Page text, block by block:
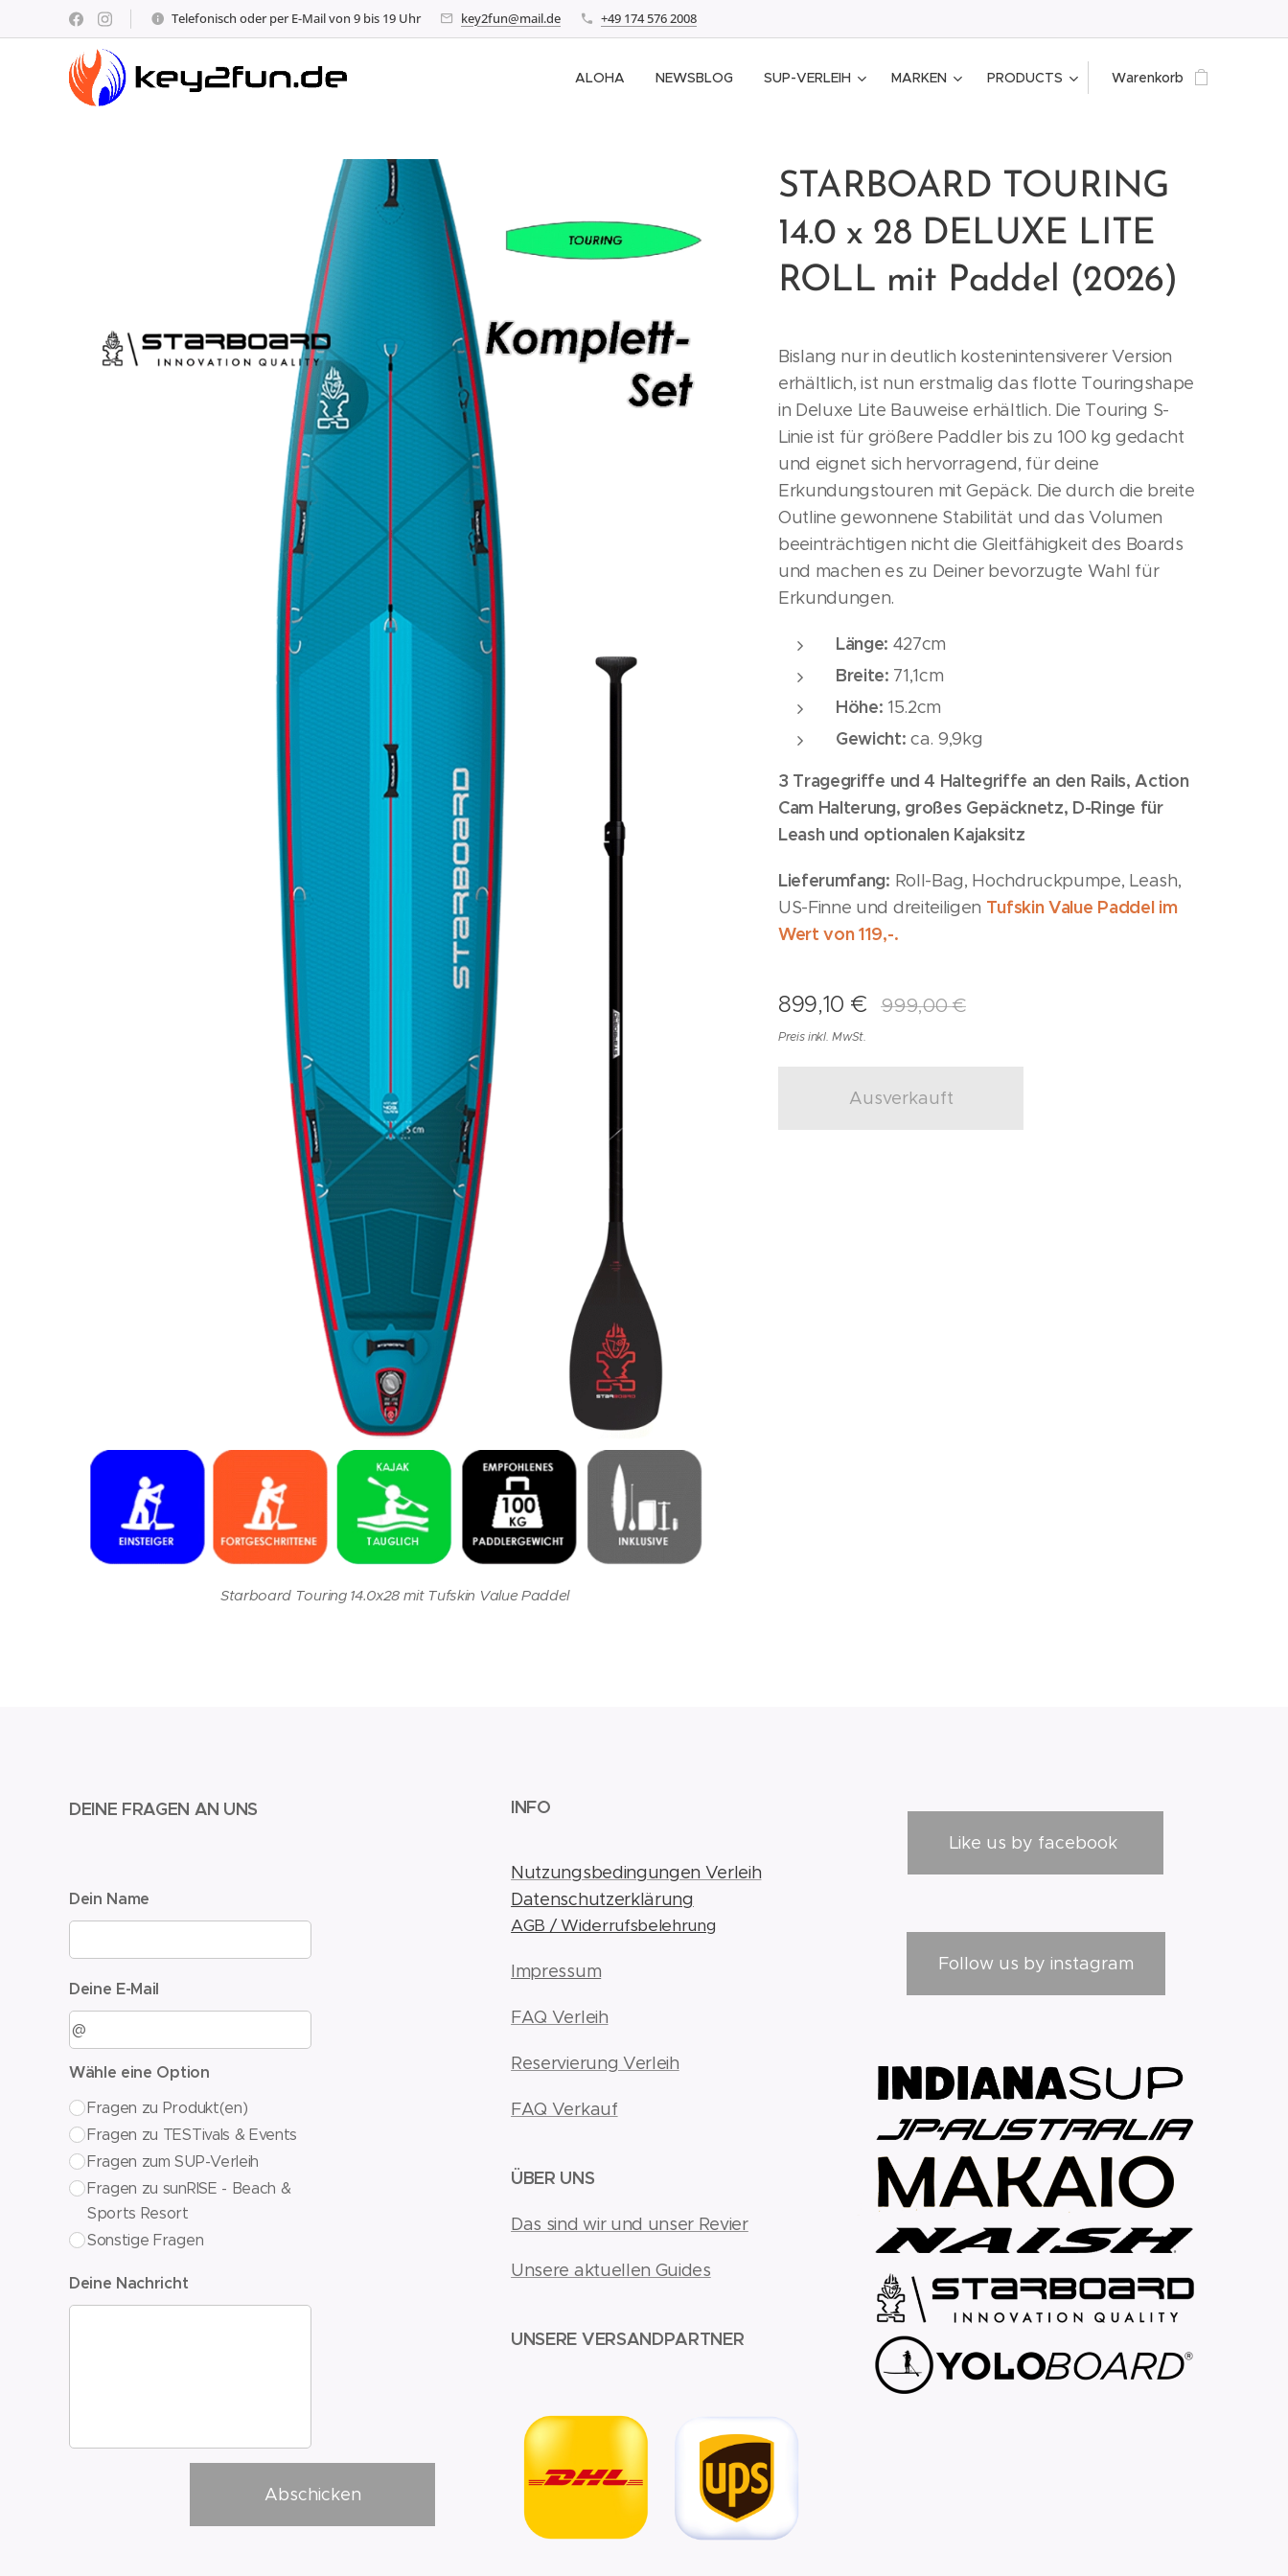
Telefonisch oder per E-Mail von 9 bis 19 Uhr key2fun@mail.de +49 174 576 2008
ALOHA NEWSBLOG SUP-VERLEIH MARKEN PRODUCTS Warenkorb
STARBOARD TOURING
14.0 x 28 DELUXE LITE
ROLL mit Paddel (2026)
Starboard Touring 14.0x28 mit Tufskin Value Paddel
Bislang nur in deutlich kostenintensiverer Version
erhältlich, ist nun erstmalig das flotte Touringshape
in Deluxe Lite Bauweise erhältlich. Die Touring S-
Linie ist für größere Paddler bis zu 100 kg gedacht
und eignet sich hervorragend, für deine
Erkundungstouren mit Gepäck. Die durch die breite
Outline gewonnene Stabilität und das Volumen
beeinträchtigen nicht die Gleitfähigkeit des Boards
und machen es zu Deiner bevorzugte Wahl für
Erkundungen.
Länge: 427cm
Breite: 71,1cm
Höhe: 15.2cm
Gewicht: ca. 9,9kg
3 Tragegriffe und 4 Haltegriffe an den Rails, Action
Cam Halterung, großes Gepäcknetz, D-Ringe für
Leash und optionalen Kajaksitz
Lieferumfang: Roll-Bag, Hochdruckpumpe, Leash,
US-Finne und dreiteiligen Tufskin Value Paddel im
Wert von 119,-.
899,10 € 999,00€
Preis inkl. MwSt.
Ausverkauft
DEINE FRAGEN AN UNS
Dein Name
Deine E-Mail
Wähle eine Option
Fragen zu Produkt(en)
Fragen zu TESTivals & Events
Fragen zum SUP-Verleih
Fragen zu sunRISE - Beach &
Sports Resort
Sonstige Fragen
Deine Nachricht
Abschicken
INFO
Nutzungsbedingungen Verleih
Datenschutzerklärung
AGB / Widerrufsbelehrung
Impressum
FAQ Verleih
Reservierung Verleih
FAQ Verkauf
ÜBER UNS
Das sind wir und unser Revier
Unsere aktuellen Guides
UNSERE VERSANDPARTNER
Like us by facebook
Follow us by instagram